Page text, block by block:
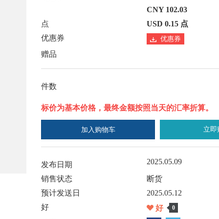
CNY 102.03
点
USD 0.15 点
优惠券
优惠券
赠品
件数
标价为基本价格，最终金额按照当天的汇率折算。
加入购物车 立即
发布日期 2025.05.09
销售状态
断货
预计发送日
2025.05.12
好
好 0